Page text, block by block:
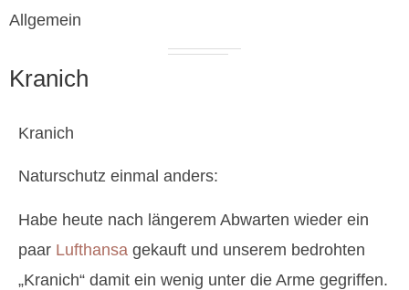
Allgemein
Kranich
Kranich
Naturschutz einmal anders:
Habe heute nach längerem Abwarten wieder ein
paar Lufthansa gekauft und unserem bedrohten
„Kranich“ damit ein wenig unter die Arme gegriffen.